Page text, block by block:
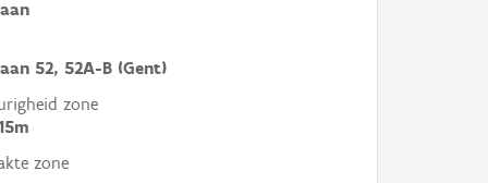
52, 52A-B (Gent)
zone
zone